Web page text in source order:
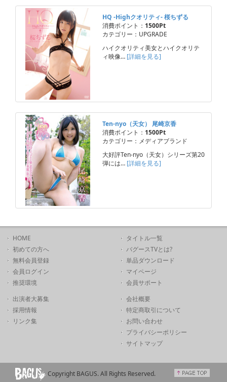
HQ -Highクオリティ- 桜ちずる
消費ポイント： 1500Pt
カテゴリー：UPGRADE
ハイクオリティ美女とハイクオリテ
ィ映像… [詳細を見る]
Ten-nyo（天女） 尾崎京香
消費ポイント： 1500Pt
カテゴリー：メディアブランド
大好評Ten-nyo（天女）シリーズ第20
弾には… [詳細を見る]
HOME
初めての方へ
無料会員登録
会員ログイン
推奨環境
タイトル一覧
バグースTVとは?
単品ダウンロード
マイページ
会員サポート
出演者大募集
採用情報
リンク集
会社概要
特定商取引について
お問い合わせ
プライバシーポリシー
サイトマップ
Copyright BAGUS. All Rights Reserved.